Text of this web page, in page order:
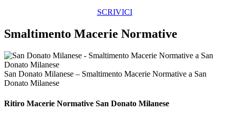
SCRIVICI
Smaltimento Macerie Normative
San Donato Milanese – Smaltimento Macerie Normative a San
Donato Milanese
Ritiro Macerie Normative San Donato Milanese